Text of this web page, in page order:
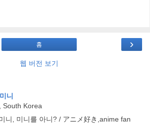
›
홈
웹 버전 보기
니
South Korea
니, 미니를 아니? / アニメ好き,anime fan